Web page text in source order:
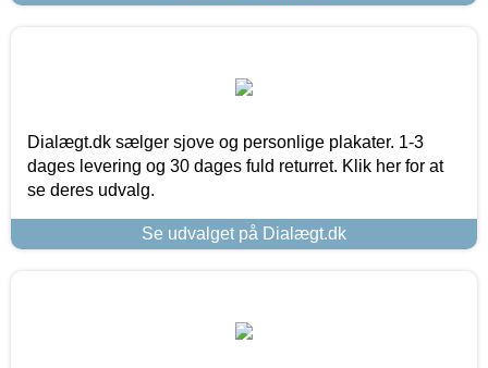
Dialægt.dk sælger sjove og personlige plakater. 1-3
dages levering og 30 dages fuld returret. Klik her for at
se deres udvalg.
Se udvalget på Dialægt.dk